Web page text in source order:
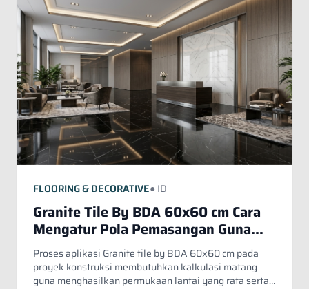
FLOORING & DECORATIVE● ID
Granite Tile By BDA 60x60 cm Cara
Mengatur Pola Pemasangan Guna
Mendapatkan Hasil Akhir yang
Presisi Sisi ke Sisi
Proses aplikasi Granite tile by BDA 60x60 cm pada
proyek konstruksi membutuhkan kalkulasi matang
guna menghasilkan permukaan lantai yang rata serta